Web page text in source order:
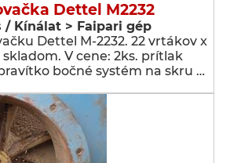
Dettel M2232
/ Kínálat > Faipari gép
Dettel M-2232. 22 vrtákov x
V cene: 2ks. prítlak
bočné systém na skru …